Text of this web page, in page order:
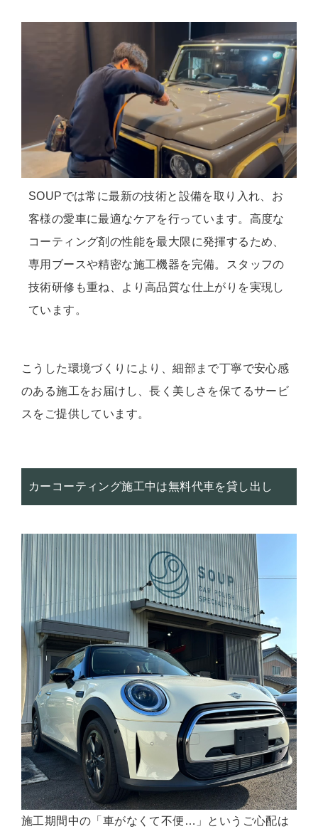
SOUPでは常に最新の技術と設備を取り入れ、お
客様の愛車に最適なケアを行っています。高度な
コーティング剤の性能を最大限に発揮するため、
専用ブースや精密な施工機器を完備。スタッフの
技術研修も重ね、より高品質な仕上がりを実現し
ています。
こうした環境づくりにより、細部まで丁寧で安心感
のある施工をお届けし、長く美しさを保てるサービ
スをご提供しています。
カーコーティング施工中は無料代車を貸し出し
施工期間中の「車がなくて不便…」というご心配は